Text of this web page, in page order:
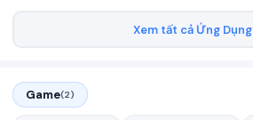
Xem tất cả Ứng Dụng
Game(2)